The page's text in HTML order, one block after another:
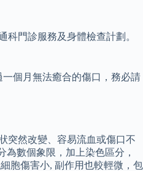
門診服務及身體檢查計劃。
個月無法癒合的傷口，務必請
突然改變、容易流血或傷口不
數個象限，加上染色區分，
胞傷害小, 副作用也較輕微，包